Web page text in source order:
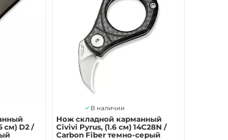
см) D2 /
В наличии
Нож складной карманный
Civivi Pyrus, (1.6 см) 14C28N /
Carbon Fiber темно-серый